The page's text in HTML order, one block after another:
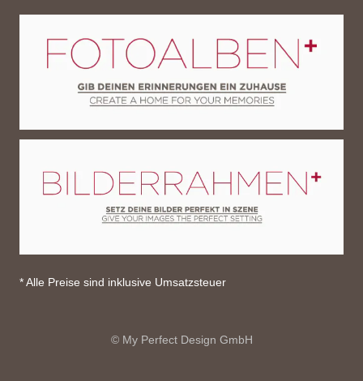
* Alle Preise sind inklusive Umsatzsteuer
© My Perfect Design GmbH